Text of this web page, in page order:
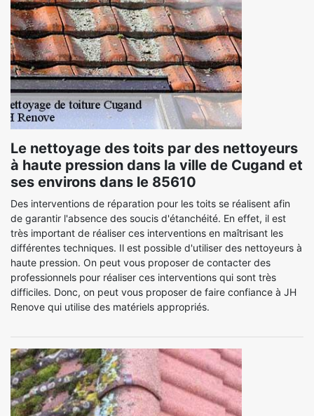
Le nettoyage des toits par des nettoyeurs
à haute pression dans la ville de Cugand et
ses environs dans le 85610
Des interventions de réparation pour les toits se réalisent afin
de garantir l'absence des soucis d'étanchéité. En effet, il est
très important de réaliser ces interventions en maîtrisant les
différentes techniques. Il est possible d'utiliser des nettoyeurs à
haute pression. On peut vous proposer de contacter des
professionnels pour réaliser ces interventions qui sont très
difficiles. Donc, on peut vous proposer de faire confiance à JH
Renove qui utilise des matériels appropriés.